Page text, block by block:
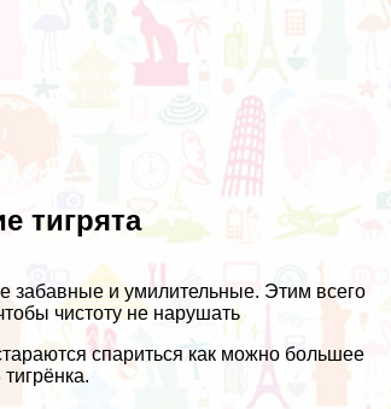
тигрята
забавные и умилительные. Этим всего
чистоту не нарушать
спариться как можно большее